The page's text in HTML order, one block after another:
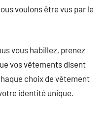
voulons être vus par le
vous habillez, prenez
vos vêtements disent
choix de vêtement
identité unique.